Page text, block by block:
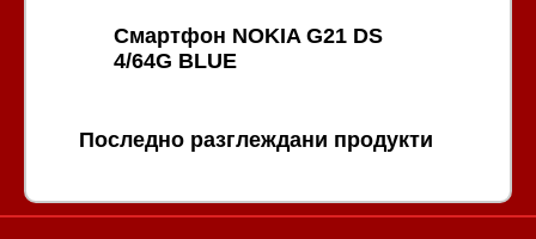
Смартфон NOKIA G21 DS
4/64G BLUE
Последно разглеждани продукти